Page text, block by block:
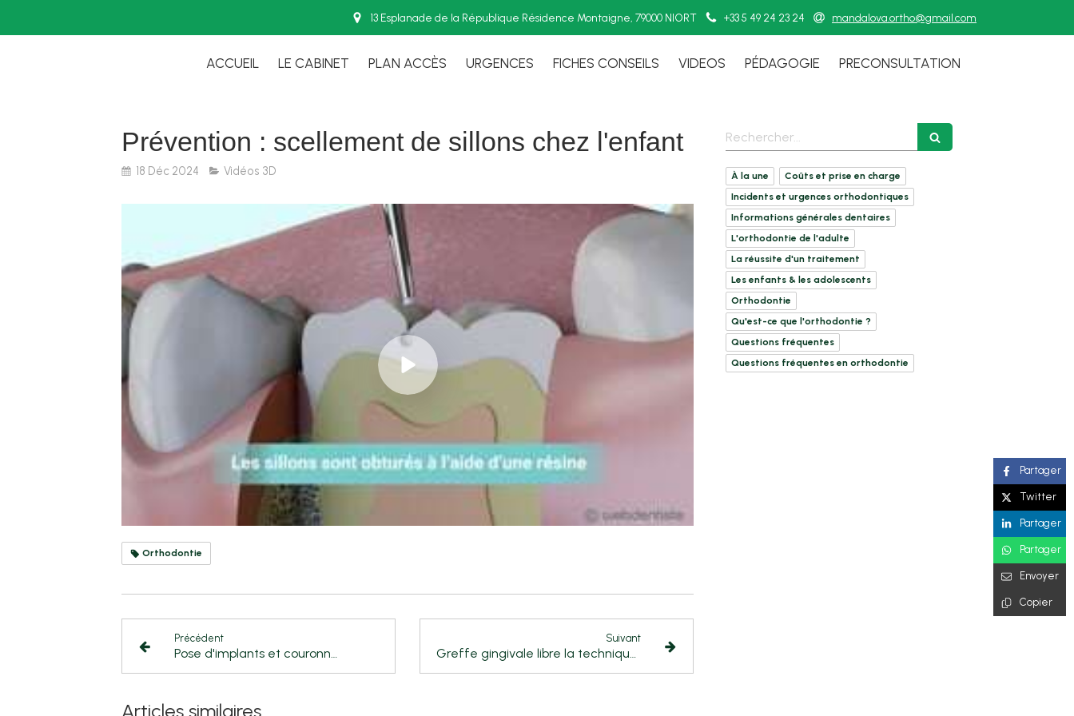
mandalova.ortho@gmail.com
+33 5 49 24 23 24
13 Esplanade de la République Résidence Montaigne, 79000 NIORT
ACCUEIL LE CABINET PLAN ACCÈS URGENCES FICHES CONSEILS VIDEOS PÉDAGOGIE PRECONSULTATION
Prévention : scellement de sillons chez l'enfant
18 Déc 2024 Vidéos 3D
Orthodontie
Précédent Suivant
Articles similaires
Partager
Twitter
Partager
Partager
Envoyer
Copier
Rechercher
À la une
Coûts et prise en charge
Incidents et urgences orthodontiques
Informations générales dentaires
L'orthodontie de l'adulte
La réussite d'un traitement
Les enfants & les adolescents
Orthodontie
Qu'est-ce que l'orthodontie ?
Questions fréquentes
Questions fréquentes en orthodontie